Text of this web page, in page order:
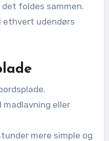
foldes sammen.
ethvert udendørs
eller
mere simple og